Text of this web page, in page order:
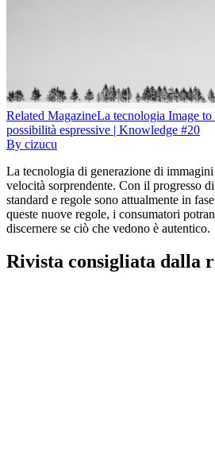
Related MagazineLa tecnologia Image
possibilità espressive | Knowledge #20
By cizucu
La tecnologia di generazione di
velocità sorprendente. Con il progresso
standard e regole sono attualmente in
queste nuove regole, i consumatori
discernere se ciò che vedono è autentico.
Rivista consigliata dalla